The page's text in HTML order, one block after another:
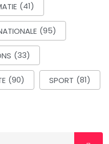
(41)
(95)
(33)
(90) SPORT (81)